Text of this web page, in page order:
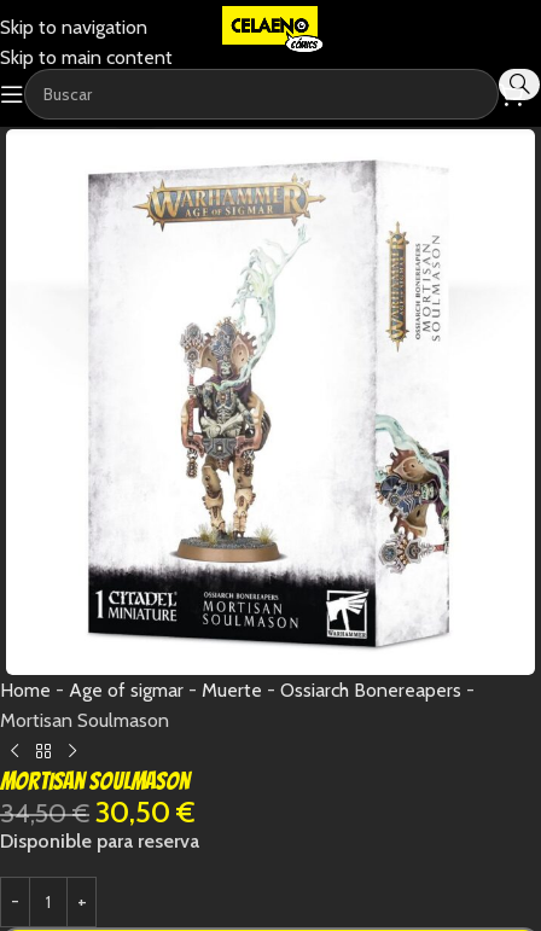
Skip to navigation
Skip to main content
-12%
Home - Age of sigmar - Muerte - Ossiarch Bonereapers -
Mortisan Soulmason
Mortisan Soulmason
34,50€30,50 €
Disponible para reserva